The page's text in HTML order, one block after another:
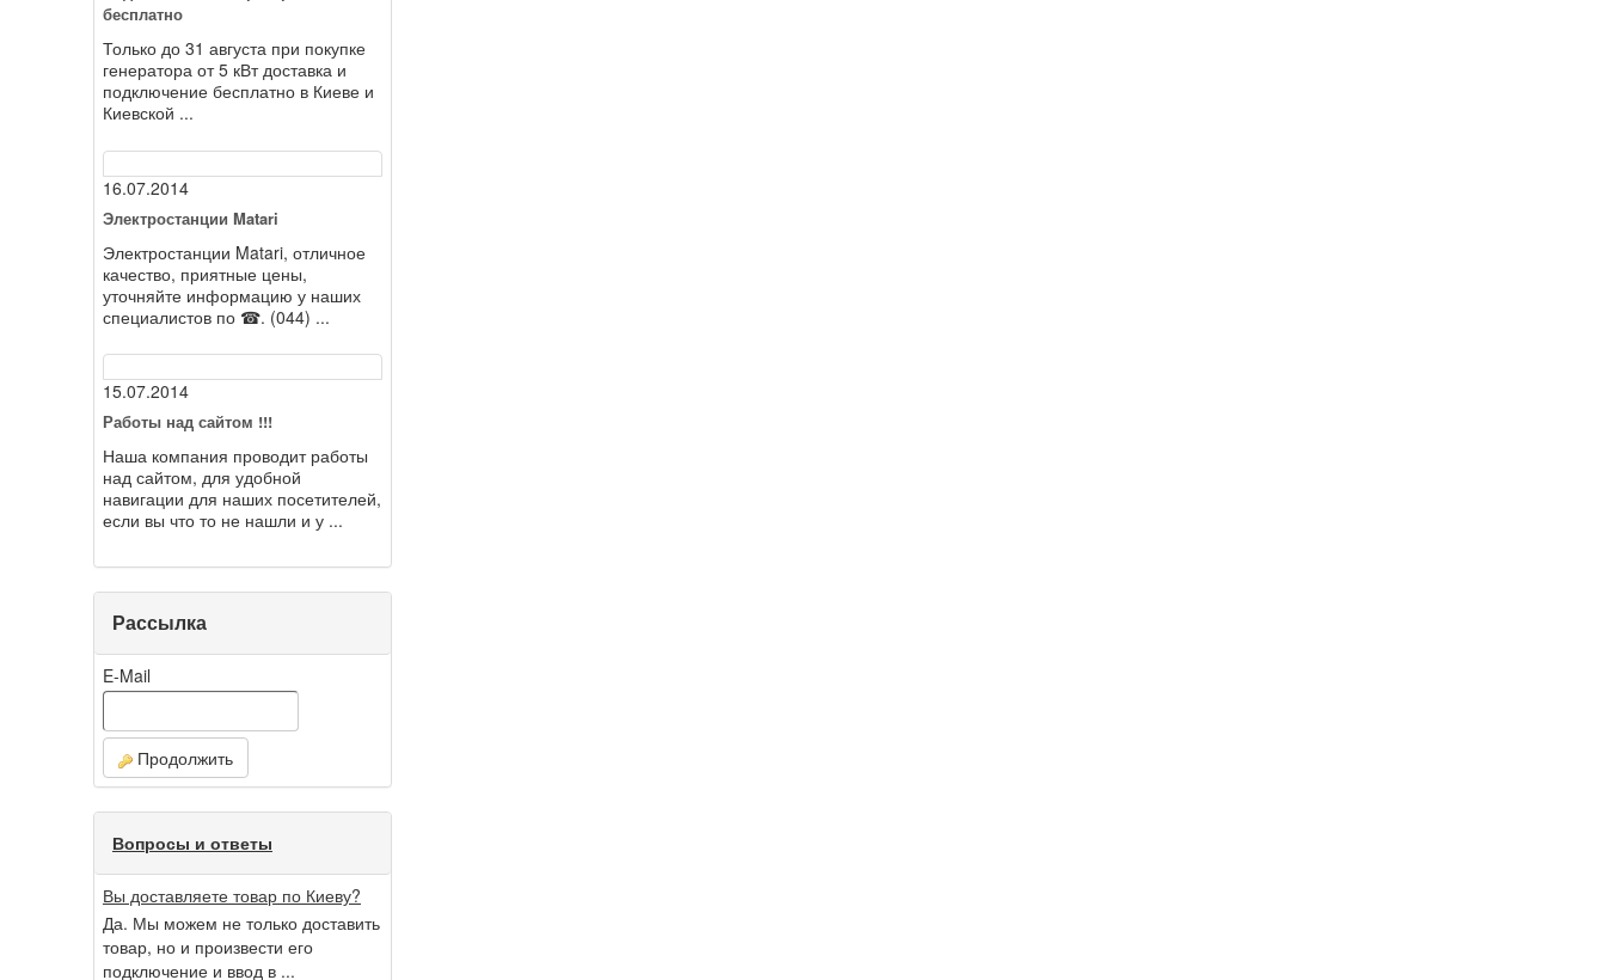
бесплатно
Только до 31 августа при покупке
генератора от 5 кВт доставка и
подключение бесплатно в Киеве и
Киевской ...
16.07.2014
Электростанции Matari
Электростанции Matari, отличное
качество, приятные цены,
уточняйте информацию у наших
специалистов по ☎. (044) ...
15.07.2014
Работы над сайтом !!!
Наша компания проводит работы
над сайтом, для удобной
навигации для наших посетителей,
если вы что то не нашли и у ...
Рассылка
E-Mail
Продолжить
Вопросы и ответы
Вы доставляете товар по Киеву?
Да. Мы можем не только доставить
товар, но и произвести его
подключение и ввод в ...